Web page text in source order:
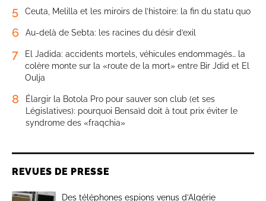
5 Ceuta, Melilla et les miroirs de l’histoire: la fin du statu quo
6 Au-delà de Sebta: les racines du désir d’exil
7
El Jadida: accidents mortels, véhicules endommagés… la
colère monte sur la «route de la mort» entre Bir Jdid et El
Oulja
8
Élargir la Botola Pro pour sauver son club (et ses
Législatives): pourquoi Bensaïd doit à tout prix éviter le
syndrome des «fraqchia»
REVUES DE PRESSE
Des téléphones espions venus d’Algérie